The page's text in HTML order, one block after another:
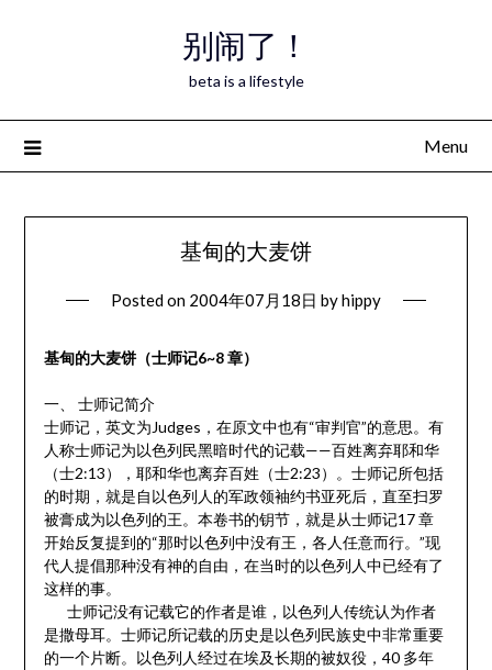
别闹了！
beta is a lifestyle
Menu
基甸的大麦饼
Posted on 2004年07月18日 byhippy
基甸的大麦饼（士师记6~8 章）
一、 士师记简介
士师记，英文为Judges，在原文中也有“审判官”的意思。有
人称士师记为以色列民黑暗时代的记载——百姓离弃耶和华
（士2:13），耶和华也离弃百姓（士2:23）。士师记所包括
的时期，就是自以色列人的军政领袖约书亚死后，直至扫罗
被膏成为以色列的王。本卷书的钥节，就是从士师记17 章
开始反复提到的“那时以色列中没有王，各人任意而行。”现
代人提倡那种没有神的自由，在当时的以色列人中已经有了
这样的事。
士师记没有记载它的作者是谁，以色列人传统认为作者
是撒母耳。士师记所记载的历史是以色列民族史中非常重要
的一个片断。以色列人经过在埃及长期的被奴役，40 多年